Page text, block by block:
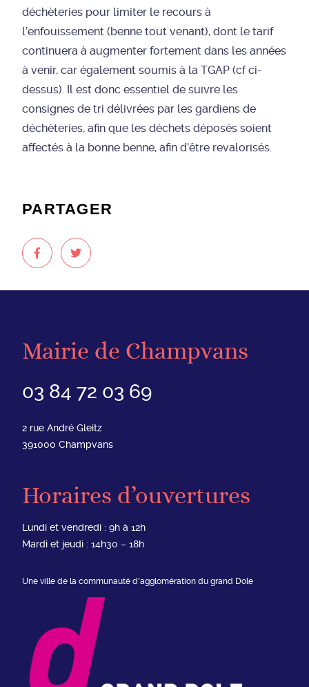
PARTAGER
déchèteries pour limiter le recours à
l’enfouissement (benne tout venant), dont le tarif
continuera à augmenter fortement dans les années
à venir, car également soumis à la TGAP (cf ci-
dessus). Il est donc essentiel de suivre les
consignes de tri délivrées par les gardiens de
déchèteries, afin que les déchets déposés soient
affectés à la bonne benne, afin d’être revalorisés.
Mairie de Champvans
03 84 72 03 69
2 rue André Gleitz
391000 Champvans
Horaires d’ouvertures
Lundi et vendredi : 9h à 12h
Mardi et jeudi : 14h30 – 18h
Une ville de la communauté d'agglomération du grand Dole